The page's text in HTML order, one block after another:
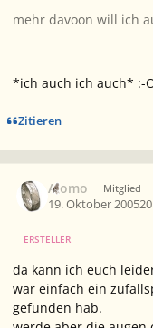
mehr davoon will ich
*ich auch ich auch* :-
Zitieren
Alomo Mitglied
19. Oktober 200520
ERSTELLER
da kann ich euch
war einfach ein
gefunden hab.